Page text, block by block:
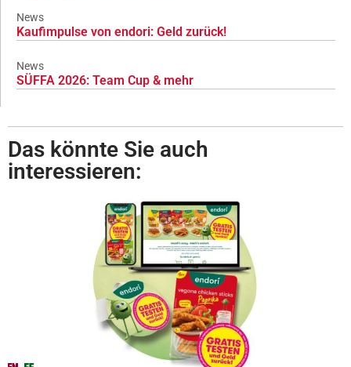
News
Kaufimpulse von endori: Geld zurück!
News
SÜFFA 2026: Team Cup & mehr
Das könnte Sie auch
interessieren: